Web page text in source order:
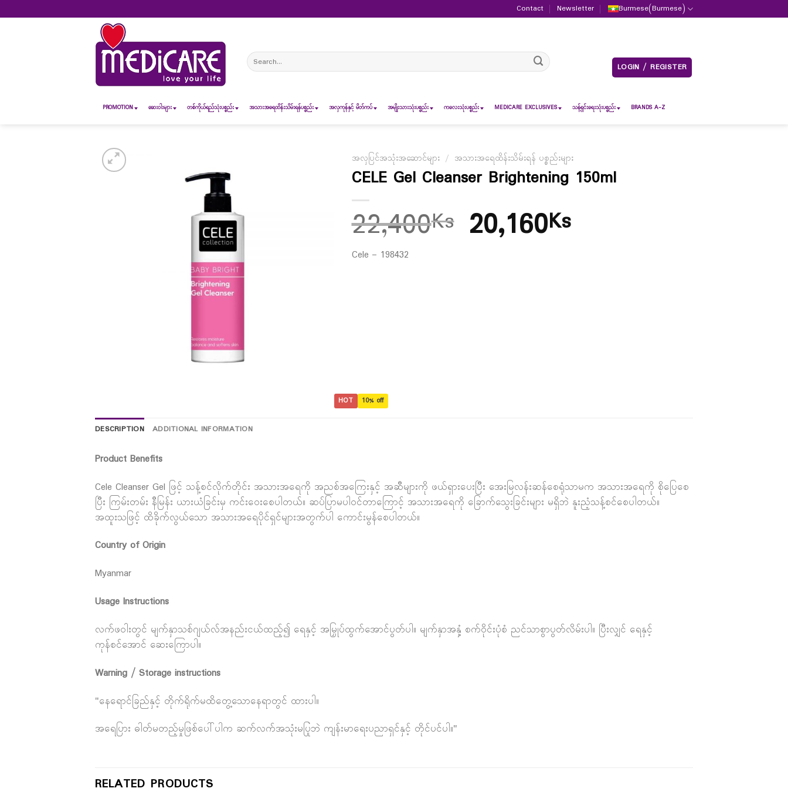
to
Contact Newsletter Burmese(Burmese)
Search
for:
LOGIN / REGISTER
PROMOTION ဆေး၀ါးများ တစ်ကိုယ်ရည်သုံးပစ္စည်း အသားအရေထိန်းသိမ်းရန်ပစ္စည်း အလှကုန်နှင့် မိတ်ကပ် အမျိုးသားသုံးပစ္စည်း ကလေးသုံးပစ္စည်း MEDICARE EXCLUSIVES သန့်ရှင်းရေးသုံးပစ္စည်း BRANDS A-Z
HOT 10% off
အလှပြင်အသုံးအဆောင်များ / အသားအရေထိန်းသိမ်းရန် ပစ္စည်းများ
CELE Gel Cleanser Brightening 150ml
22,400Ks 20,160Ks
Cele – 198432
DESCRIPTION ADDITIONAL INFORMATION
Product Benefits
Cele Cleanser Gel ဖြင့် သန့်စင်လိုက်တိုင်း အသားအရေကို အညစ်အကြေးနှင့် အဆီများကို ဖယ်ရှားပေးပြီး အေးမြလန်းဆန်စေရုံသာမက အသားအရေကို စိုပြေစေ
ပြီး ကြမ်းတမ်း နီမြန်း ယားယံခြင်းမှ ကင်း‌ဝေးစေပါတယ်။ ဆပ်ပြာမပါဝင်တာကြောင့် အသားအရေကို ခြောက်သွေးခြင်းများ မရှိဘဲ နူးညံ့သန့်စင်စေပါတယ်။
အထူးသဖြင့် ထိခိုက်လွယ်သော အသားအရေပိုင်ရှင်များအတွက်ပါ ကောင်းမွန်စေပါတယ်။
Country of Origin
Myanmar
Usage Instructions
လက်ဖဝါးတွင် မျက်နှာသစ်ဂျယ်လ်အနည်းငယ်ထည့်၍ ရေနှင့် အမြှုပ်ထွက်အောင်ပွတ်ပါ။ မျက်နှာအနှံ့ စက်ဝိုင်းပုံစံ ညင်သာစွာပွတ်လိမ်းပါ။ ပြီးလျှင် ရေနှင့်
ကုန်စင်အောင် ဆေးကြောပါ။
Warning / Storage instructions
"နေရောင်ခြည်နှင့် တိုက်ရိုက်မထိတွေ့သောနေရာတွင် ထားပါ။
အရေပြား ဓါတ်မတည့်မှုဖြစ်ပေါ်ပါက ဆက်လက်အသုံးမပြုဘဲ ကျန်းမာရေးပညာရှင်နှင့် တိုင်ပင်ပါ။"
RELATED PRODUCTS